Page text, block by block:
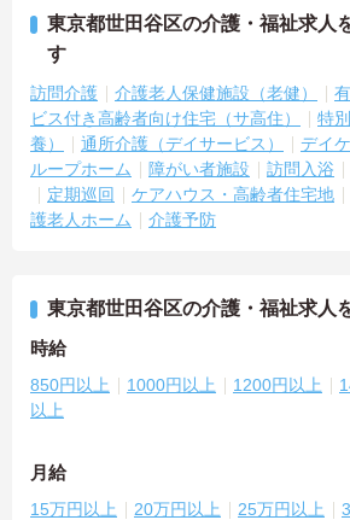
東京都世田谷区の介護・福祉求人
す
訪問介護 介護老人保健施設（老健）
ビス付き高齢者向け住宅（サ高住）
特
養）
通所介護（デイサービス） デイ
ループホーム
障がい者施設 訪問入浴
定期巡回
ケアハウス・高齢者住宅地
護老人ホーム
介護予防
東京都世田谷区の介護・福祉求人
時給
850円以上 1000円以上 1200円以上
以上
月給
15万円以上 20万円以上 25万円以上